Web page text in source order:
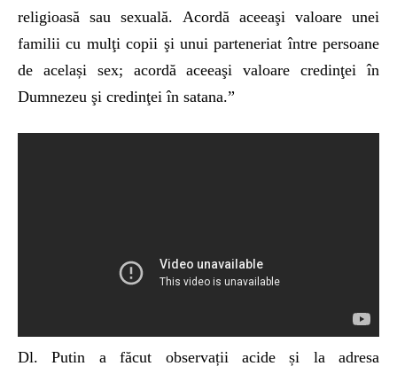
religioasă sau sexuală. Acordă aceeaşi valoare unei
familii cu mulţi copii şi unui parteneriat între persoane
de același sex; acordă aceeaşi valoare credinţei în
Dumnezeu şi credinţei în satana.”
Dl. Putin a făcut observații acide și la adresa